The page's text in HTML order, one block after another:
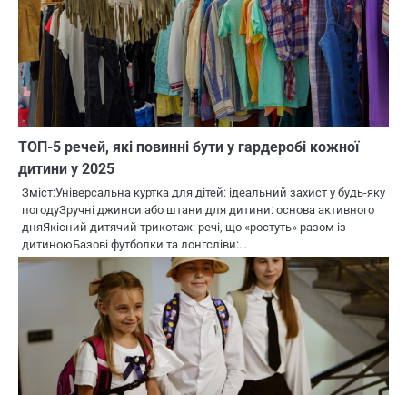
ТОП-5 речей, які повинні бути у гардеробі кожної
дитини у 2025
Зміст:Універсальна куртка для дітей: ідеальний захист у будь-яку
погодуЗручні джинси або штани для дитини: основа активного
дняЯкісний дитячий трикотаж: речі, що «ростуть» разом із
дитиноюБазові футболки та лонгсліви:…